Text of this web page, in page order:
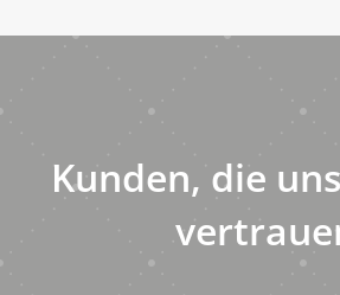
Kunden, die